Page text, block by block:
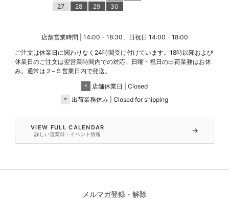
27
28 29 30
店舗営業時間 | 14:00 - 18:30、日祝日 14:00 - 18:00
ご注文は休業日に関わりなく24時間受け付けています。18時以降および
休業日のご注文は翌営業時間内での対応。日曜・祝日の出荷業務はお休
み。通常は２~５営業日内で発送。
＊
店舗休業日 | Closed
＊
出荷業務休み | Closed for shipping
VIEW FULL CALENDAR
詳しい営業日・イベント情報 →
メルマガ登録・解除